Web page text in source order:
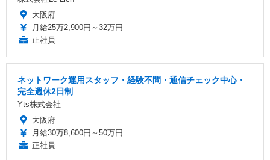
大阪府
月給25万2,900円～32万円
正社員
ネットワーク運用スタッフ・経験不問・通信チェック中心・
完全週休2日制
Yts株式会社
大阪府
月給30万8,600円～50万円
正社員